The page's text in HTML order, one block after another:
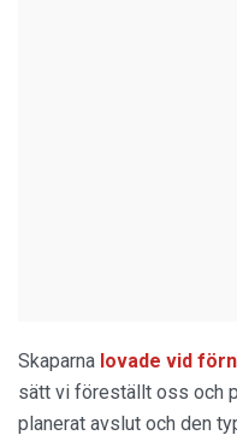
Skaparna lovade vid
sätt vi föreställt oss och
planerat avslut och den